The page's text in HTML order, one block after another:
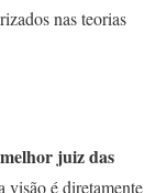
nas teorias
juiz das
visão é diretamente